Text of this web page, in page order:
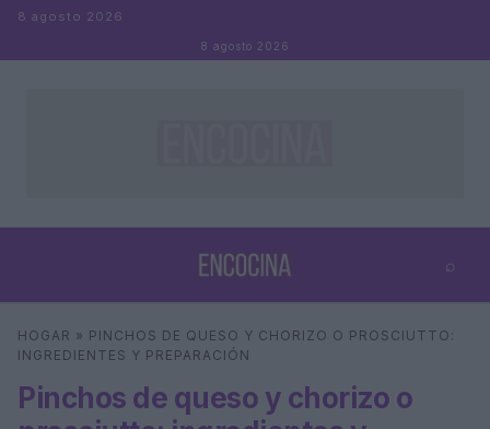
Saltar al contenido
8 agosto 2026
8 agosto 2026
⌕
Buscar ⌕ ×
HOGAR » PINCHOS DE QUESO Y CHORIZO O PROSCIUTTO:
INGREDIENTES Y PREPARACIÓN
Pinchos de queso y chorizo o